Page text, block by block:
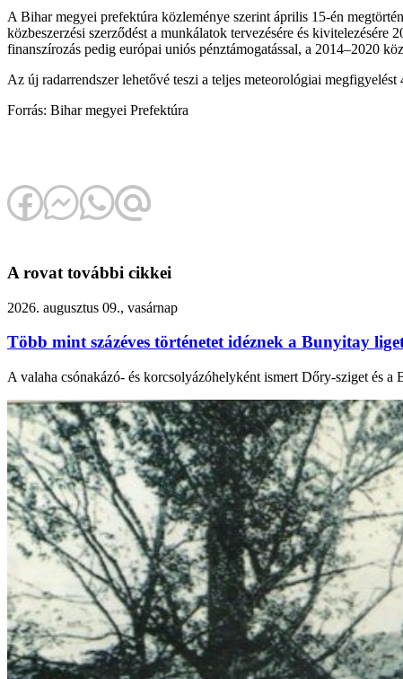
A Bihar megyei prefektúra közleménye szerint április 15-én
közbeszerzési szerződést a munkálatok tervezésére és
finanszírozás pedig európai uniós pénztámogatással, a 2014–2020
Az új radarrendszer lehetővé teszi a teljes meteorológiai
Forrás: Bihar megyei Prefektúra
A rovat további cikkei
2026. augusztus 09., vasárnap
Több mint százéves történetet idéznek a Bunyitay
A valaha csónakázó- és korcsolyázóhelyként ismert Dőry-sziget és